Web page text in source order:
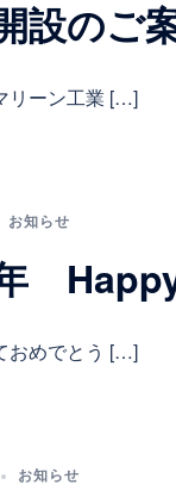
設の
リーン工業 […]
お知らせ
おめでとう […]
お知らせ